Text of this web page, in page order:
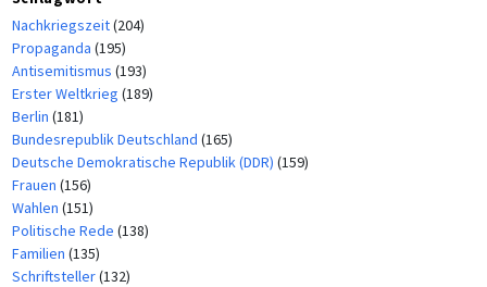
Nachkriegszeit(204)
Propaganda (195)
Antisemitismus (193)
Erster Weltkrieg (189)
Berlin (181)
Bundesrepublik Deutschland (165)
Deutsche Demokratische Republik (DDR) (159)
Frauen (156)
Wahlen (151)
Politische Rede (138)
Familien (135)
Schriftsteller(132)